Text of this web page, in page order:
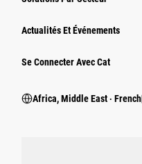
Actualités Et Événements
Se Connecter Avec Cat
Africa, Middle East ‧ French